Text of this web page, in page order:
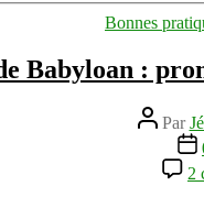
Bonnes
Babyloan :
Auteur
de
l’article
Par
de
2